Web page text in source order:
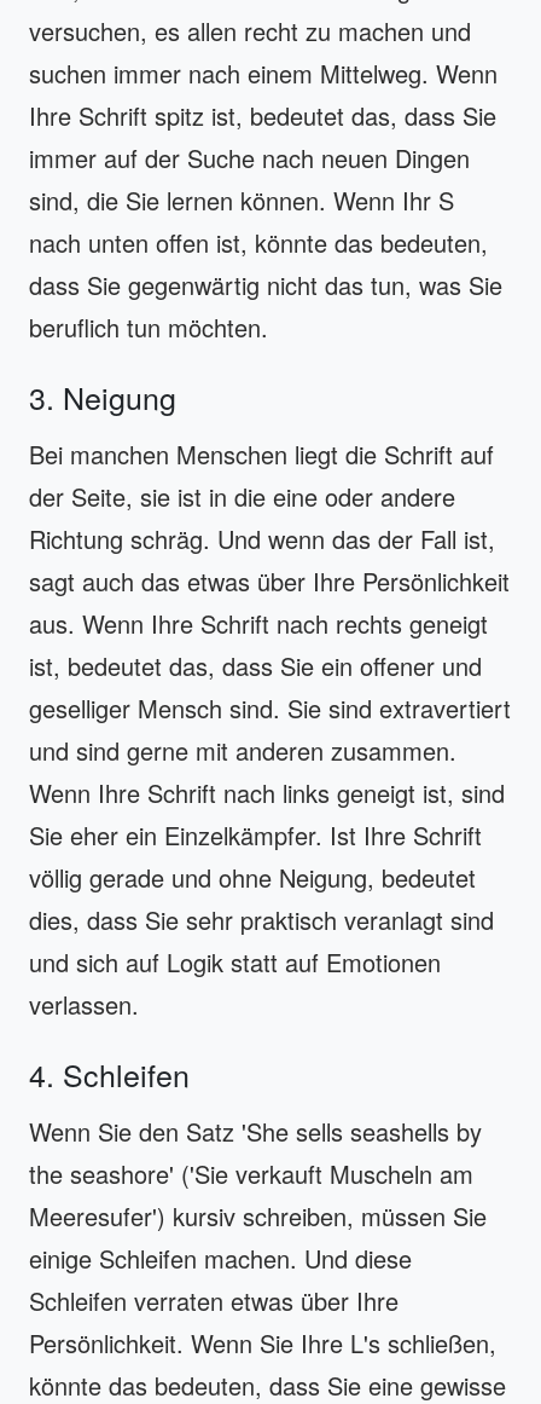
versuchen, es allen recht zu machen und
suchen immer nach einem Mittelweg. Wenn
Ihre Schrift spitz ist, bedeutet das, dass Sie
immer auf der Suche nach neuen Dingen
sind, die Sie lernen können. Wenn Ihr S
nach unten offen ist, könnte das bedeuten,
dass Sie gegenwärtig nicht das tun, was Sie
beruflich tun möchten.
3. Neigung
Bei manchen Menschen liegt die Schrift auf
der Seite, sie ist in die eine oder andere
Richtung schräg. Und wenn das der Fall ist,
sagt auch das etwas über Ihre Persönlichkeit
aus. Wenn Ihre Schrift nach rechts geneigt
ist, bedeutet das, dass Sie ein offener und
geselliger Mensch sind. Sie sind extravertiert
und sind gerne mit anderen zusammen.
Wenn Ihre Schrift nach links geneigt ist, sind
Sie eher ein Einzelkämpfer. Ist Ihre Schrift
völlig gerade und ohne Neigung, bedeutet
dies, dass Sie sehr praktisch veranlagt sind
und sich auf Logik statt auf Emotionen
verlassen.
4. Schleifen
Wenn Sie den Satz 'She sells seashells by
the seashore' ('Sie verkauft Muscheln am
Meeresufer') kursiv schreiben, müssen Sie
einige Schleifen machen. Und diese
Schleifen verraten etwas über Ihre
Persönlichkeit. Wenn Sie Ihre L's schließen,
könnte das bedeuten, dass Sie eine gewisse